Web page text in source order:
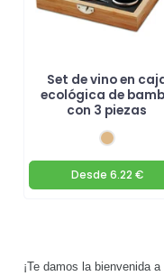
Set de vino en
ecológica de
con 3 piezas
Desde 6.22 €
¡Te damos la bienvenida